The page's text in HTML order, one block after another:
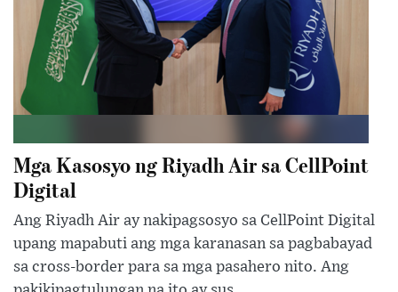
Mga Kasosyo ng Riyadh Air sa CellPoint
Digital
Ang Riyadh Air ay nakipagsosyo sa CellPoint Digital
upang mapabuti ang mga karanasan sa pagbabayad
sa cross-border para sa mga pasahero nito. Ang